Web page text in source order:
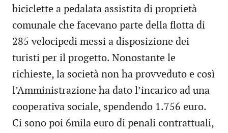
biciclette a pedalata assistita di proprietà
comunale che facevano parte della flotta di
285 velocipedi messi a disposizione dei
turisti per il progetto. Nonostante le
richieste, la società non ha provveduto e così
l’Amministrazione ha dato l’incarico ad una
cooperativa sociale, spendendo 1.756 euro.
Ci sono poi 6mila euro di penali contrattuali,